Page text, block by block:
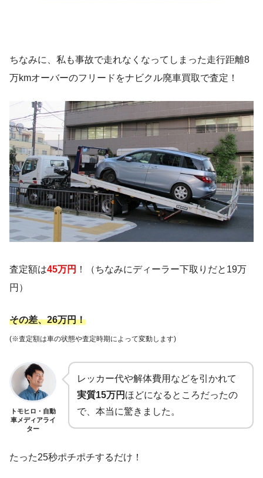
ちなみに、私も事故で走れなくなってしまった走行距離8
万kmオーバーのフリードをナビクル廃車買取で査定！
査定額は45万円 ！（ちなみにディーラー下取りだと19万
円）
その差、26万円！
(※査定額は車の状態や査定時期によって変動します)
トモヒロ・自動
車メディアライ
ター
レッカー代や解体費用などを引かれて
実質15万円 ほどになるところだったの
で、本当に驚きました。
たった25秒ポチポチするだけ！